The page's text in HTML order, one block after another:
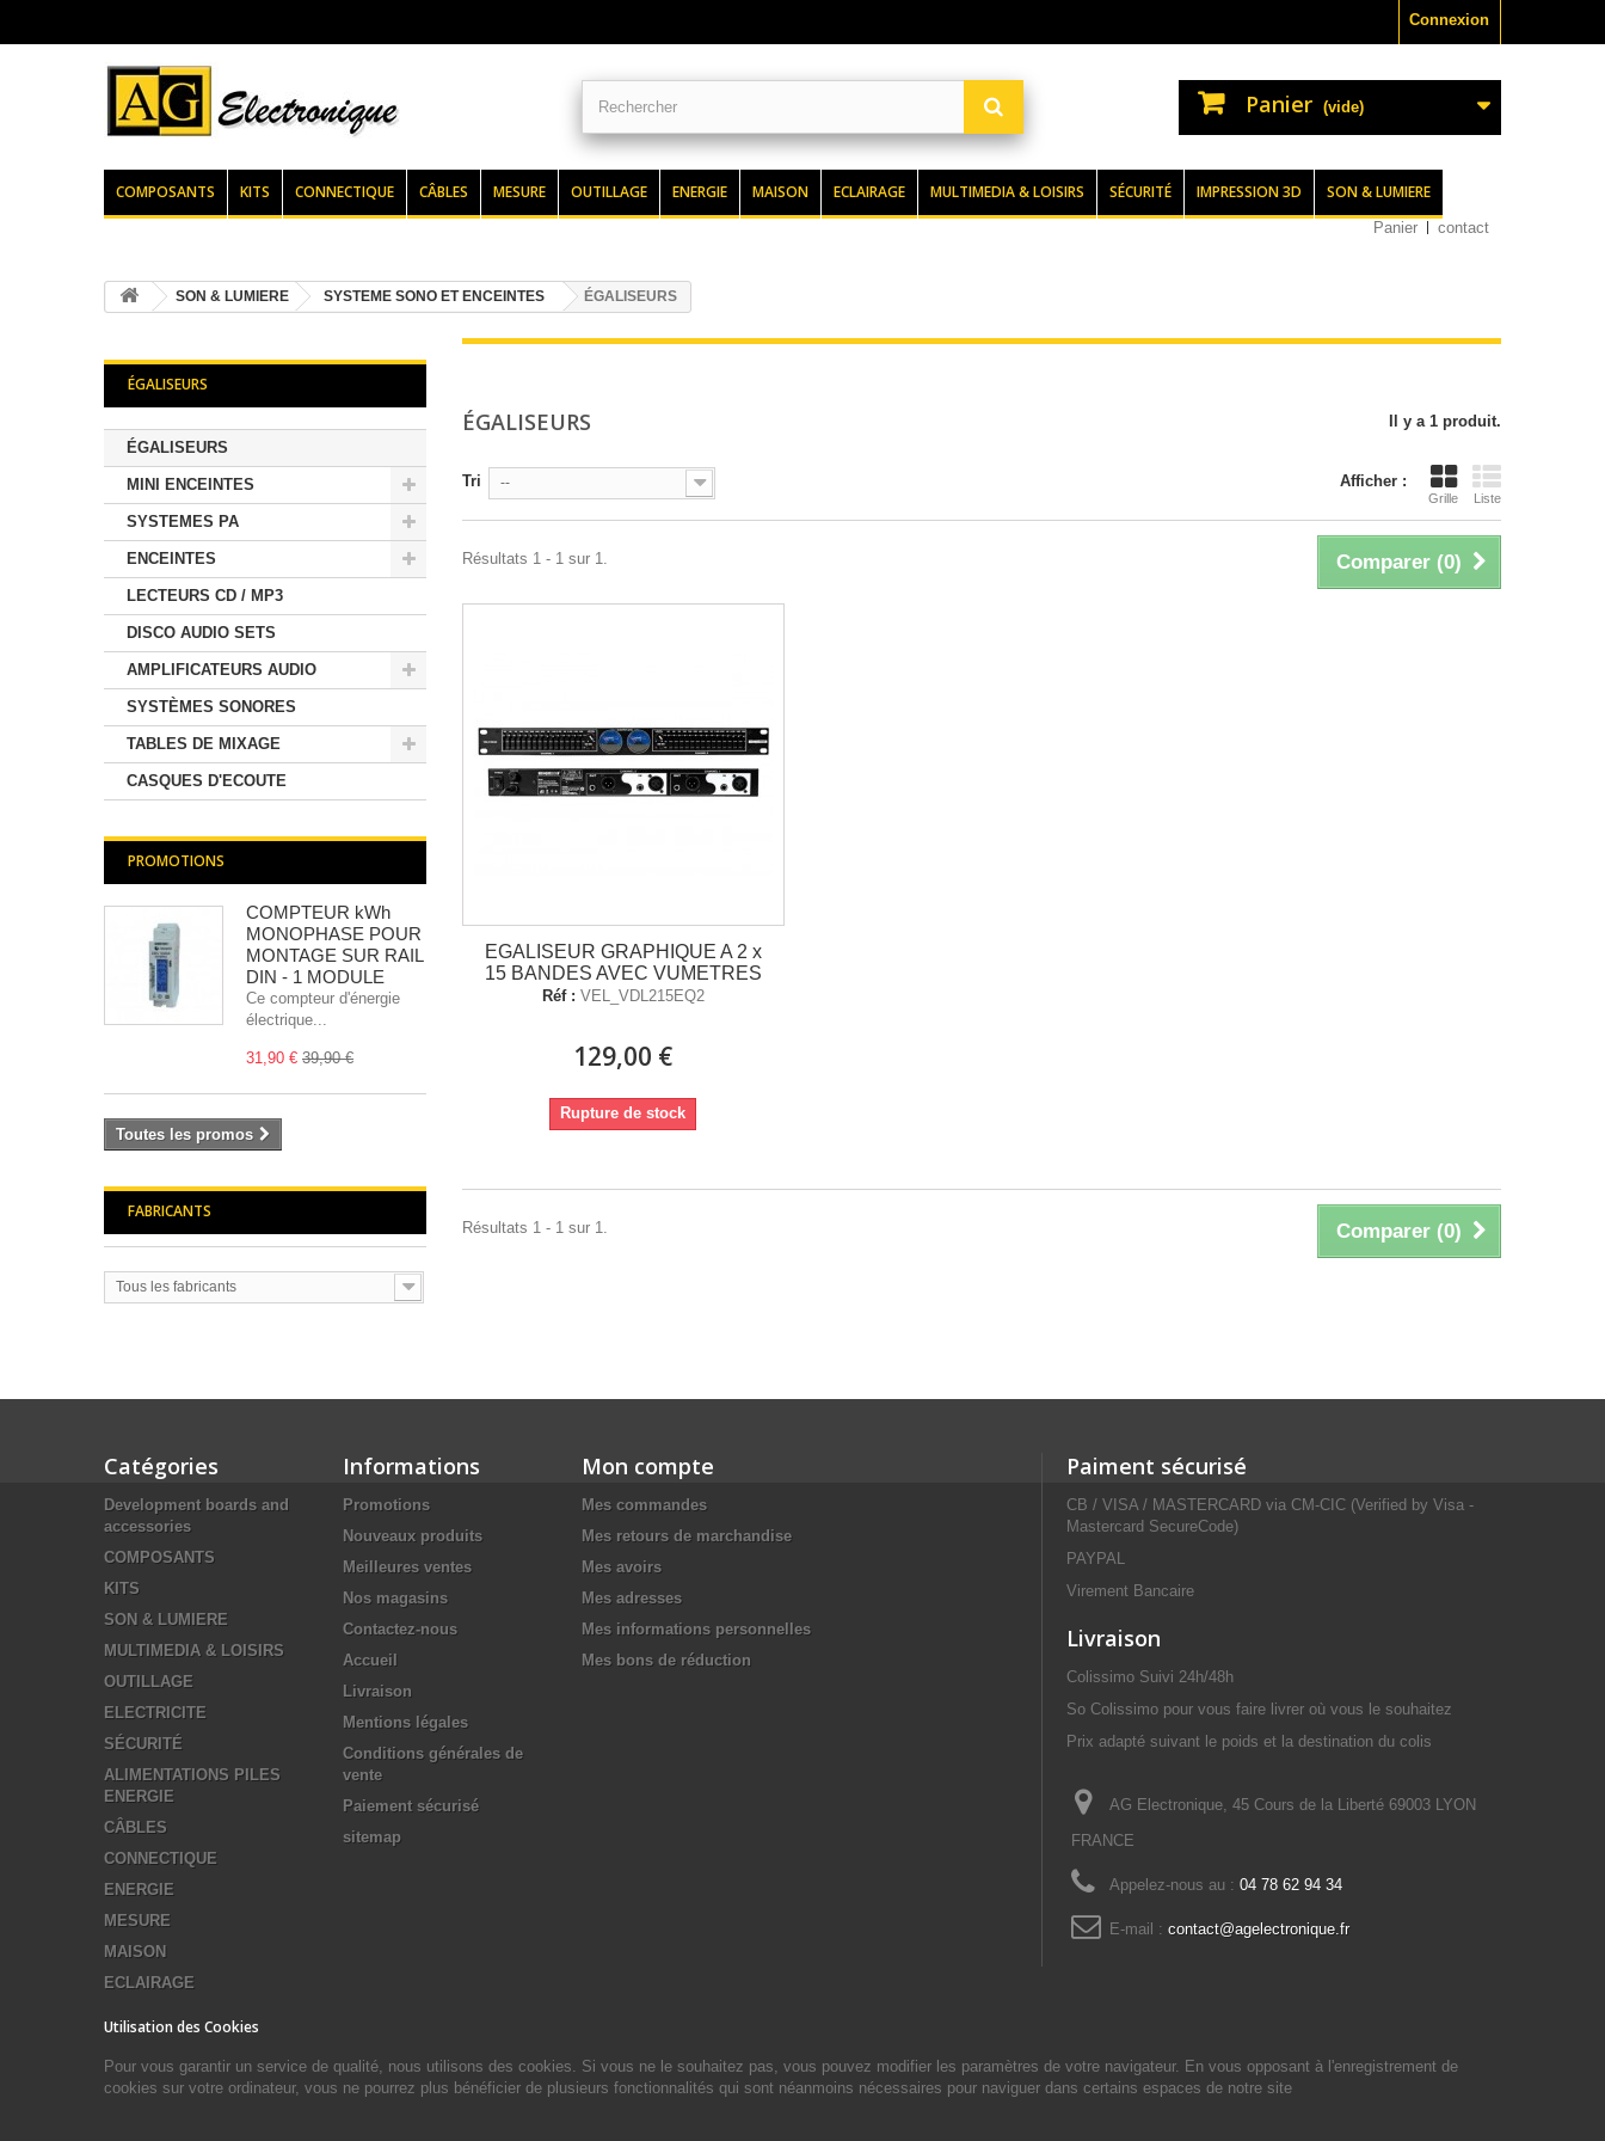
Connexion
Panier (vide)
COMPOSANTS KITS CONNECTIQUE CÂBLES MESURE OUTILLAGE ENERGIE MAISON ECLAIRAGE MULTIMEDIA & LOISIRS SÉCURITÉ IMPRESSION 3D SON & LUMIERE
Panier contact
SON & LUMIERE SYSTEME SONO ET ENCEINTES ÉGALISEURS
ÉGALISEURS
ÉGALISEURS
MINI ENCEINTES
SYSTEMES PA
ENCEINTES
LECTEURS CD / MP3
DISCO AUDIO SETS
AMPLIFICATEURS AUDIO
SYSTÈMES SONORES
TABLES DE MIXAGE
CASQUES D'ECOUTE
PROMOTIONS
COMPTEUR kWh
MONOPHASE POUR
MONTAGE SUR RAIL
DIN - 1 MODULE
Ce compteur d'énergie
électrique...
31,90 € 39,90 €
Toutes les promos
FABRICANTS
Tous les fabricants
ÉGALISEURS Il y a 1 produit.
Afficher :
Grille Liste
Tri --
Comparer (0)
Résultats 1 - 1 sur 1.
EGALISEUR GRAPHIQUE A 2 x
15 BANDES AVEC VUMETRES
Réf : VEL_VDL215EQ2
129,00 €
Rupture de stock
Comparer (0)
Résultats 1 - 1 sur 1.
Catégories
Development boards and
accessories
COMPOSANTS
KITS
SON & LUMIERE
MULTIMEDIA & LOISIRS
OUTILLAGE
ELECTRICITE
SÉCURITÉ
ALIMENTATIONS PILES
ENERGIE
CÂBLES
CONNECTIQUE
ENERGIE
MESURE
MAISON
ECLAIRAGE
Informations
Promotions
Nouveaux produits
Meilleures ventes
Nos magasins
Contactez-nous
Accueil
Livraison
Mentions légales
Conditions générales de
vente
Paiement sécurisé
sitemap
Mon compte
Mes commandes
Mes retours de marchandise
Mes avoirs
Mes adresses
Mes informations personnelles
Mes bons de réduction
Paiment sécurisé
CB / VISA / MASTERCARD via CM-CIC (Verified by Visa -
Mastercard SecureCode)
PAYPAL
Virement Bancaire
Livraison
Colissimo Suivi 24h/48h
So Colissimo pour vous faire livrer où vous le souhaitez
Prix adapté suivant le poids et la destination du colis
AG Electronique, 45 Cours de la Liberté 69003 LYON
FRANCE
Appelez-nous au : 04 78 62 94 34
E-mail : contact@agelectronique.fr
Utilisation des Cookies
Pour vous garantir un service de qualité, nous utilisons des cookies. Si vous ne le souhaitez pas, vous pouvez modifier les paramètres de votre navigateur. En vous opposant à l'enregistrement de
cookies sur votre ordinateur, vous ne pourrez plus bénéficier de plusieurs fonctionnalités qui sont néanmoins nécessaires pour naviguer dans certains espaces de notre site